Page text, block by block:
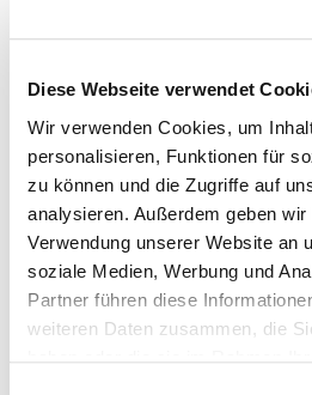
Diese Webseite verwendet
Wir verwenden Cookies, um
personalisieren, Funktionen für
zu können und die Zugriffe auf
analysieren. Außerdem geben
Verwendung unserer Website an
soziale Medien, Werbung und
Partner führen diese
weiteren Daten zusammen, die
ambulanten Eingriffe als
Vorteile der ambulanten
Ein ambulanter Eingriff
gleich mehrfach zugute:
Die Behandlung Ihres
einer Hand. Das
Operation selbst,
eine etwaige